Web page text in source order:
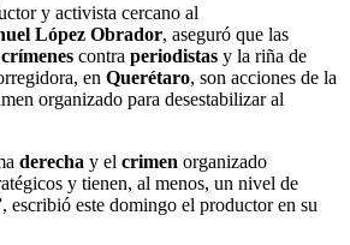
y activista cercano al
López Obrador, aseguró que las
crímenes contra periodistas y la riña de
en Querétaro, son acciones de la
organizado para desestabilizar al
derecha y el crimen organizado
y tienen, al menos, un nivel de
escribió este domingo el productor en su